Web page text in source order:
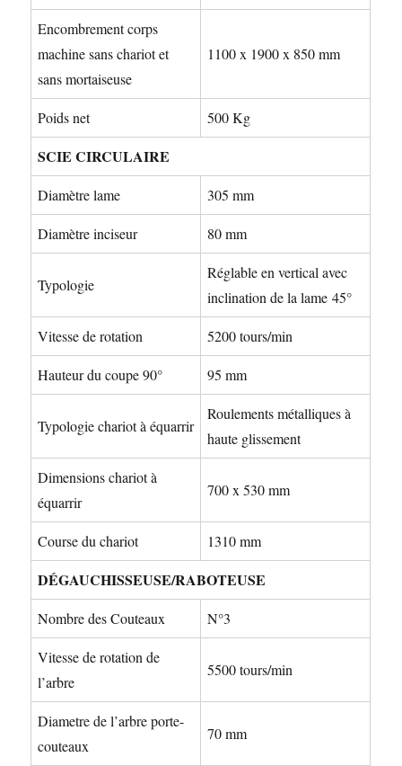
Encombrement corps
machine sans chariot et
sans mortaiseuse
1100 x 1900 x 850 mm
Poids net 500 Kg
SCIE CIRCULAIRE
Diamètre lame 305 mm
Diamètre inciseur 80 mm
Typologie
Réglable en vertical avec
inclination de la lame 45°
Vitesse de rotation 5200 tours/min
Hauteur du coupe 90° 95 mm
Typologie chariot à équarrir
Roulements métalliques à
haute glissement
Dimensions chariot à
équarrir
700 x 530 mm
Course du chariot 1310 mm
DÉGAUCHISSEUSE/RABOTEUSE
Nombre des Couteaux N°3
Vitesse de rotation de
l’arbre
5500 tours/min
Diametre de l’arbre porte-
couteaux
70 mm